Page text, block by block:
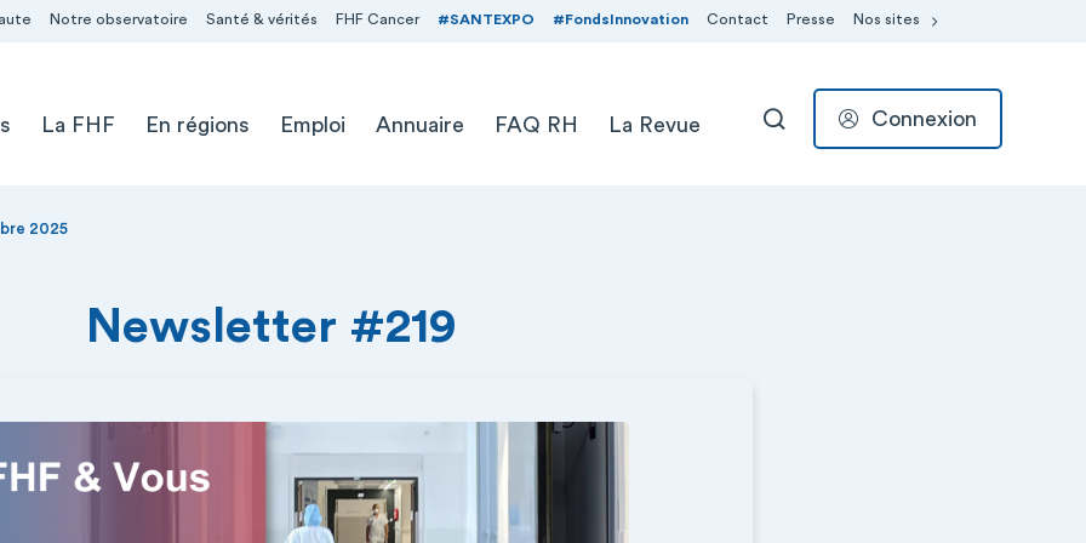
Notre observatoire Santé & vérités FHF Cancer #SANTEXPO #FondsInnovation Contact Presse Nos sites
La FHF En régions Emploi Annuaire FAQ RH La Revue RECHERCHER
Connexion
2025
Newsletter #219